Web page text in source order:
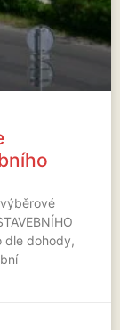
dle dohody,